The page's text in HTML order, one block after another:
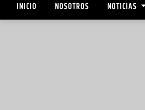
INICIO NOSOTROS NOTICIAS